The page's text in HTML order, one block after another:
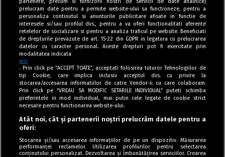
Tag index
Program Antena 1
Politica de cookies
partenere, precum si furnizorii nostri de servicii de date analitice)
prelucram date pentru a permite website-ului sa functioneze, pentru a
personaliza continutul si anunturile publicitare afisate in functie de
interesele si/sau profilul dvs., pentru a va oferi functionalitati aferente
retelelor de socializare si pentru a analiza traficul pe website. Beneficiati
de drepturile prevazute de art. 15-22 din GDPR in legatura cu prelucrarea
datelor cu caracter personal. Aceste drepturi pot fi exercitate prin
modalitatea indicata
aici
. Prin click pe “ACCEPT TOATE”, acceptati folosirea tuturor Tehnologiilor de
tip Cookie, care implica inclusiv acceptul dvs. cu privire la
stocarea/accesarea informatiilor de catre Vendor-ii cu care colaboram.
Prin click pe “VREAU SA MODIFIC SETARILE INDIVIDUAL” puteti schimba
preferintele in mod individual, mai putin cele legate de cookie strict
necesare pentru functionarea website-ului.
Atât noi, cât și partenerii noștri prelucrăm datele pentru a
oferi:
Stocarea și/sau accesarea informațiilor de pe un dispozitiv. Măsurarea
performanței reclamelor. Utilizarea profilurilor pentru selectarea
conținutului personalizat. Dezvoltarea și îmbunătățirea serviciilor. Crearea